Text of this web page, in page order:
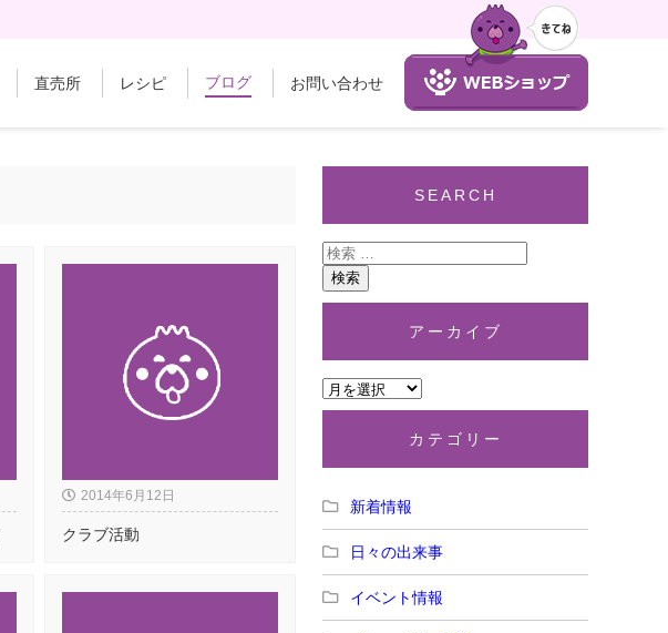
直売所 レシピ ブログ お問い合わせ
2014年6月12日
クラブ活動
SEARCH
アーカイブ
カテゴリー
新着情報
日々の出来事
イベント情報